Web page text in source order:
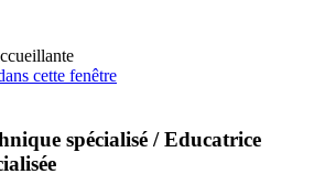
cette fenêtre
spécialisé / Educatrice